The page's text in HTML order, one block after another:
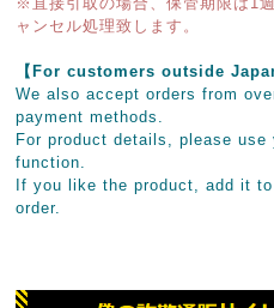
ャンセル処理致します。
【For customers outside
We also accept orders from
payment methods.
For product details, please
function.
If you like the product, add it
order.